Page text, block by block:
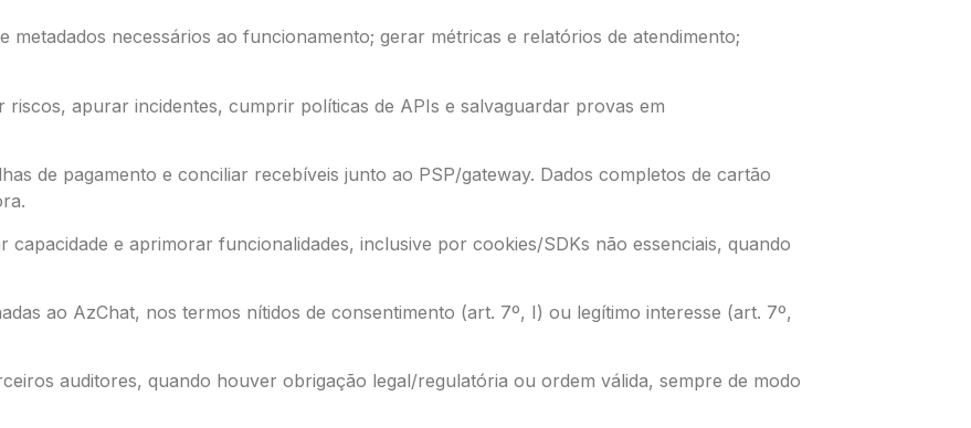
necessários ao funcionamento; gerar métricas e relatórios de atendimento;
apurar incidentes, cumprir políticas de APIs e salvaguardar provas em
de pagamento e conciliar recebíveis junto ao PSP/gateway. Dados completos de cartão
e aprimorar funcionalidades, inclusive por cookies/SDKs não essenciais, quando
ao AzChat, nos termos nítidos de consentimento (art. 7º, I) ou legítimo interesse (art. 7º,
auditores, quando houver obrigação legal/regulatória ou ordem válida, sempre de modo